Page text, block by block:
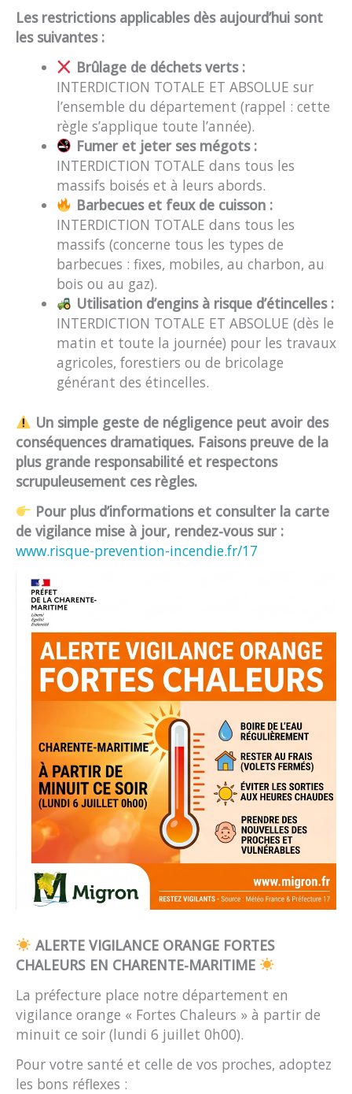
Les restrictions applicables dès aujourd’hui sont
les suivantes :
Brûlage de déchets verts :
INTERDICTION TOTALE ET ABSOLUE sur
l’ensemble du département (rappel : cette
règle s’applique toute l’année).
Fumer et jeter ses mégots :
INTERDICTION TOTALE dans tous les
massifs boisés et à leurs abords.
Barbecues et feux de cuisson :
INTERDICTION TOTALE dans tous les
massifs (concerne tous les types de
barbecues : fixes, mobiles, au charbon, au
bois ou au gaz).
Utilisation d’engins à risque d’étincelles :
INTERDICTION TOTALE ET ABSOLUE (dès le
matin et toute la journée) pour les travaux
agricoles, forestiers ou de bricolage
générant des étincelles.
Un simple geste de négligence peut avoir des
conséquences dramatiques. Faisons preuve de la
plus grande responsabilité et respectons
scrupuleusement ces règles.
Pour plus d’informations et consulter la carte
de vigilance mise à jour, rendez-vous sur :
www.risque-prevention-incendie.fr/17
ALERTE VIGILANCE ORANGE FORTES
CHALEURS EN CHARENTE-MARITIME
La préfecture place notre département en
vigilance orange « Fortes Chaleurs » à partir de
minuit ce soir (lundi 6 juillet 0h00).
Pour votre santé et celle de vos proches, adoptez
les bons réflexes :